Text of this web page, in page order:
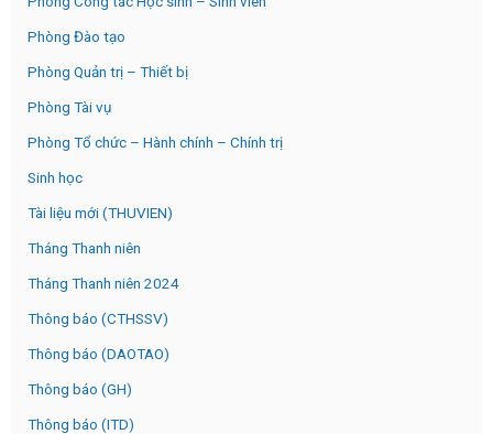
Phòng Đào tạo
Phòng Quản trị – Thiết bị
Phòng Tài vụ
Phòng Tổ chức – Hành chính – Chính trị
Sinh học
Tài liệu mới (THUVIEN)
Tháng Thanh niên
Tháng Thanh niên 2024
Thông báo (CTHSSV)
Thông báo (DAOTAO)
Thông báo (GH)
Thông báo (ITD)